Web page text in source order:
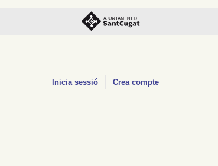
Inicia sessió Crea compte